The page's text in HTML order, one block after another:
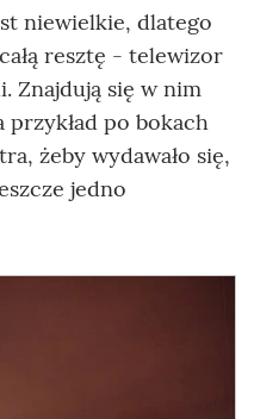
niewielkie, dlatego
resztę - telewizor
Znajdują się w nim
po bokach
żeby wydawało się,
jedno